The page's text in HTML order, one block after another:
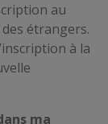
au
étrangers.
à la
ma